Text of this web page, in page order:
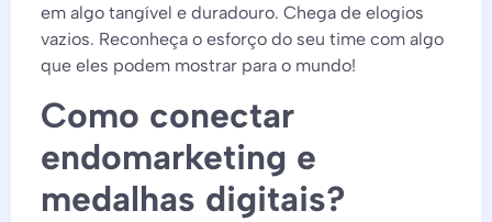
em algo tangível e duradouro. Chega de elogios
vazios. Reconheça o esforço do seu time com algo
que eles podem mostrar para o mundo!
Como conectar
endomarketing e
medalhas digitais?